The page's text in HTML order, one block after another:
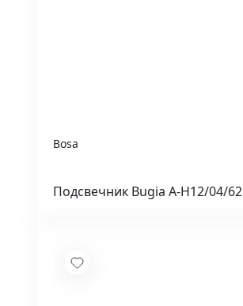
Bosa
Подсвечник Bugia A-H12/04/62